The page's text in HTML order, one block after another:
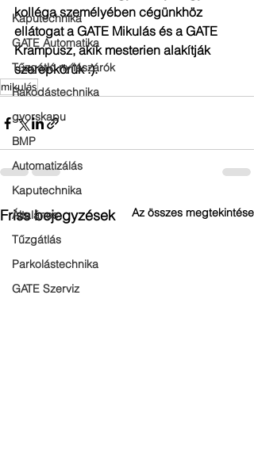
Kaputechnika
GATE Automatika
Tűzgátló nyílászárók
Rakodástechnika
gyorskapu
BMP
Automatizálás
Kaputechnika
Általános
Tűzgátlás
Parkolástechnika
GATE Szerviz
kolléga személyében cégünkhöz
ellátogat a GATE Mikulás és a GATE
Krampusz, akik mesterien alakítják
szerepkörük :).
mikulás
Friss bejegyzések Az összes megtekintése